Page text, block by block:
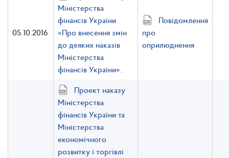
05.10.2016
Міністерства
фінансів України
«Про внесення змін
до деяких наказів
Міністерства
фінансів України».
Повідомлення
про
оприлюднення
Проект наказу
Міністерства
фінансів України та
Міністерства
економічного
розвитку і торгівлі